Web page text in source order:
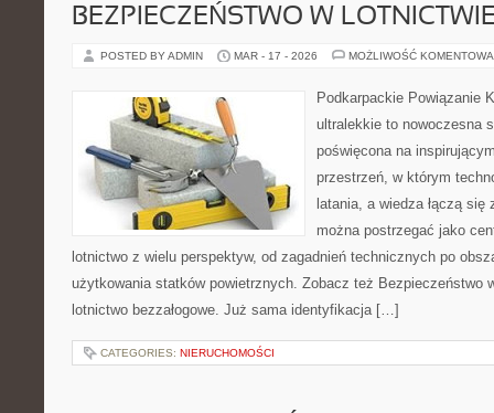
BEZPIECZEŃSTWO W
POSTED BY ADMIN MAR - 17 - 2026 MOŻLIWOŚĆ
Podkarpackie Powiązanie
ultralekkie to nowoczesna
poświęcona na
przestrzeń, w którym
latania, a wiedza łączą
można postrzegać jako
lotnictwo z wielu perspektyw, od zagadnień technicznych po
użytkowania statków powietrznych. Zobacz też Bezpieczeństwo
lotnictwo bezzałogowe. Już sama identyfikacja […]
CATEGORIES: NIERUCHOMOŚCI